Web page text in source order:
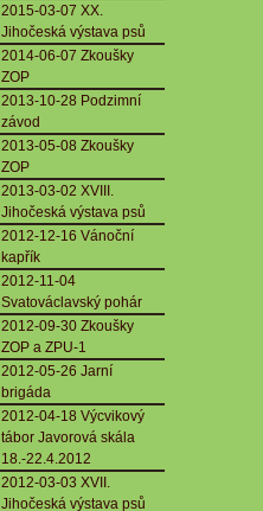
2015-03-07 XX.
Jihočeská výstava psů
2014-06-07 Zkoušky
ZOP
2013-10-28 Podzimní
závod
2013-05-08 Zkoušky
ZOP
2013-03-02 XVIII.
Jihočeská výstava psů
2012-12-16 Vánoční
kapřík
2012-11-04
Svatováclavský pohár
2012-09-30 Zkoušky
ZOP a ZPU-1
2012-05-26 Jarní
brigáda
2012-04-18 Výcvikový
tábor Javorová skála
18.-22.4.2012
2012-03-03 XVII.
Jihočeská výstava psů